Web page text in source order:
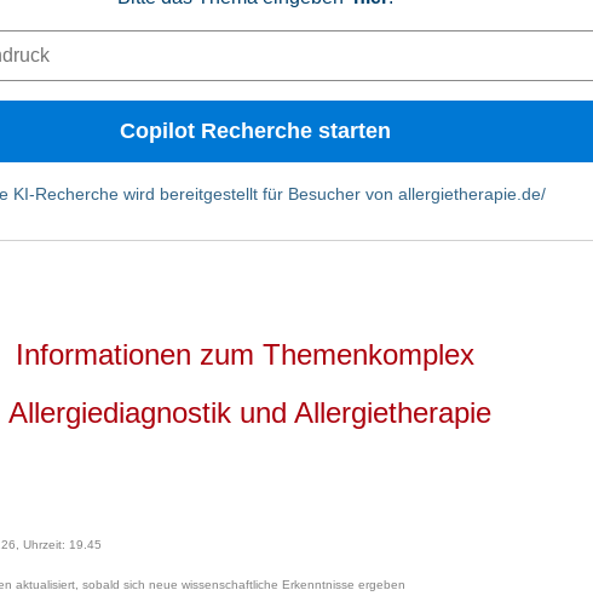
Copilot Recherche starten
KI-Recherche wird bereitgestellt für Besucher von allergietherapie.de/
Informationen zum Themenkomplex
Allergiediagnostik und Allergietherapie
Uhrzeit: 19.45
aktualisiert, sobald sich neue wissenschaftliche Erkenntnisse ergeben